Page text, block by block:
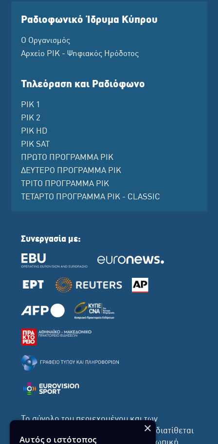
Ραδιοφωνικό Ίδρυμα Κύπρου
Ο Οργανισμός
Αρχείο ΡΙΚ - Ψηφιακός Ηρόδοτος
Τηλεόραση και Ραδιόφωνο
ΡΙΚ 1
ΡΙΚ 2
ΡΙΚ HD
ΡΙΚ SAT
ΠΡΩΤΟ ΠΡΟΓΡΑΜΜΑ ΡΙΚ
ΔΕΥΤΕΡΟ ΠΡΟΓΡΑΜΜΑ ΡΙΚ
ΤΡΙΤΟ ΠΡΟΓΡΑΜΜΑ ΡΙΚ
ΤΕΤΑΡΤΟ ΠΡΟΓΡΑΜΜΑ ΡΙΚ - CLASSIC
Συνεργασία με:
Το σύνολο του περιεχομένου και των
υπηρεσιών της ιστοσελίδας του ΡΙΚ διατίθεται
×
Αυτός ο ιστότοπος